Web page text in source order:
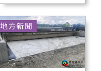
地方新聞